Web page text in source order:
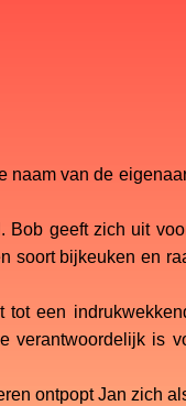
van de
geeft zich uit
soort bijkeuken en
een
verantwoordelijk is
ontpopt Jan zich